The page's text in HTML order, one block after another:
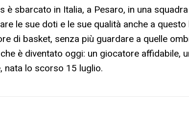
è sbarcato in Italia, a Pesaro, in una
le sue doti e le sue qualità anche a questo
di basket, senza più guardare a quelle
è diventato oggi: un giocatore affidabile,
nata lo scorso 15 luglio.